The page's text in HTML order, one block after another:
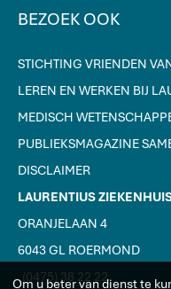
BEZOEK OOK
STICHTING VRIENDEN
LEREN EN WERKEN BIJ
MEDISCH
PUBLIEKSMAGAZINE
DISCLAIMER
LAURENTIUS
ORANJELAAN 4
6043 GL ROERMOND
J(0475) 38 22 22
Om u beter van dienst te